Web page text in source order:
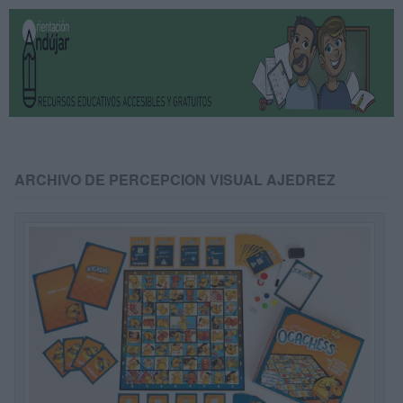
ARCHIVO DE PERCEPCION VISUAL AJEDREZ